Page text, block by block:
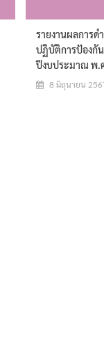
รายงานผลการด
ปฏิบัติการป้องกั
ปีงบประมาณ พ.
8 มิถุนายน